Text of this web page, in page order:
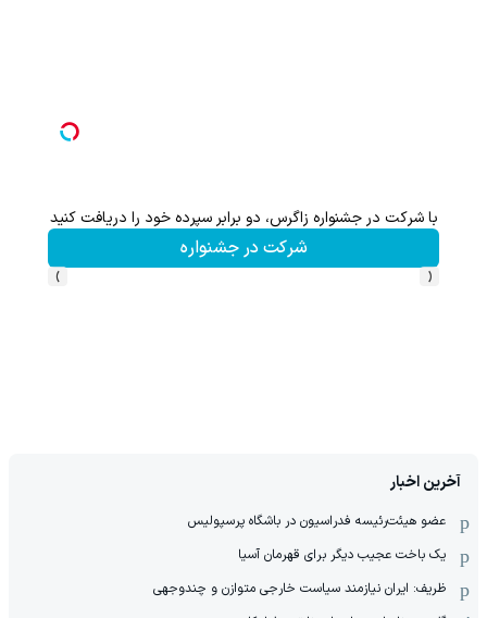
با شرکت در جشنواره زاگرس، دو برابر سپرده خود را دریافت کنید
شرکت در جشنواره
‹
›
آخرین اخبار
عضو هیئت‌رئیسه فدراسیون در باشگاه پرسپولیس
یک باخت عجیب دیگر برای قهرمان آسیا
ظریف: ایران نیازمند سیاست خارجی متوازن و چندوجهی